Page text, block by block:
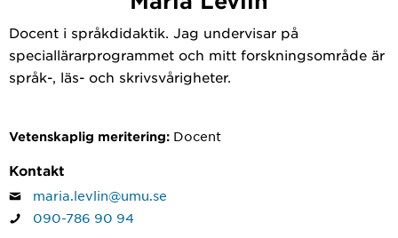
Docent i språkdidaktik. Jag undervisar på
speciallärarprogrammet och mitt forskningsområde är
språk-, läs- och skrivsvårigheter.
Vetenskaplig meritering: Docent
Kontakt
maria.levlin@umu.se
090-786 90 94